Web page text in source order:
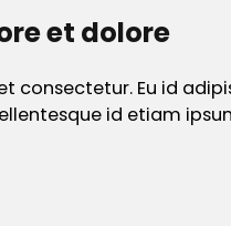
et dolore
consectetur. Eu id
id etiam